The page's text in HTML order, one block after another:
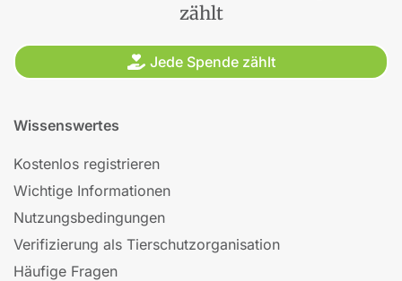
zählt
Jede Spende zählt
Wissenswertes
Kostenlos registrieren
Wichtige Informationen
Nutzungsbedingungen
Verifizierung als Tierschutzorganisation
Häufige Fragen